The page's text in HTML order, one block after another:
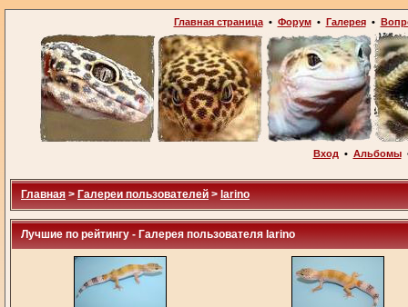
Главная страница• Форум• Галерея•
Вход • Альбомы
Главная > Галереи пользователей > larino
Лучшие по рейтингу - Галерея пользователя larino